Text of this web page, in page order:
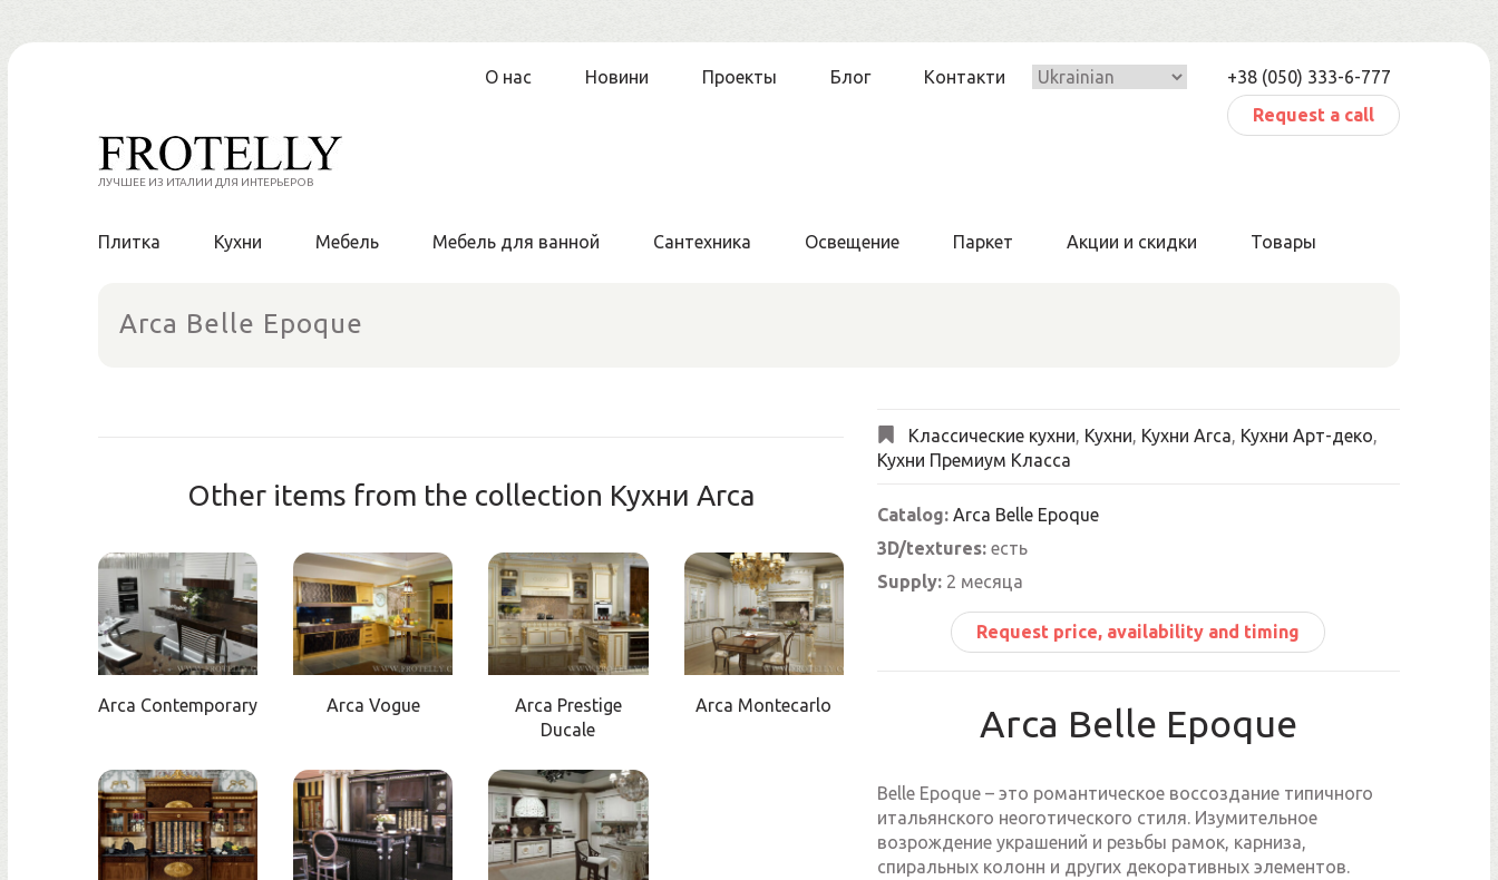
Skip
О нас Новини Проекты Блог Контакти
+38 (050) 333-6-777
Request a call
ЛУЧШЕЕ ИЗ ИТАЛИИ ДЛЯ ИНТЕРЬЕРОВ
Плитка Кухни Мебель Мебель для ванной Сантехника Освещение Паркет Акции и скидки Товары
Arca Belle Epoque
Other items from the collection Кухни Arca
Arca Contemporary Arca Vogue
Arca Prestige
Ducale
Arca Montecarlo
Классические кухни, Кухни, Кухни Arca, Кухни Арт-деко,
Кухни Премиум Класса
Catalog: Arca Belle Epoque
3D/textures:есть
Supply:2 месяца
Request price, availability and timing
Arca Belle Epoque
Belle Epoque – это романтическое воссоздание типичного
итальянского неоготического стиля. Изумительное
возрождение украшений и резьбы рамок, карниза,
спиральных колонн и других декоративных элементов.